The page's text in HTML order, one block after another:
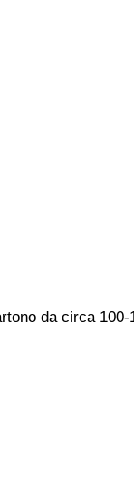
da circa